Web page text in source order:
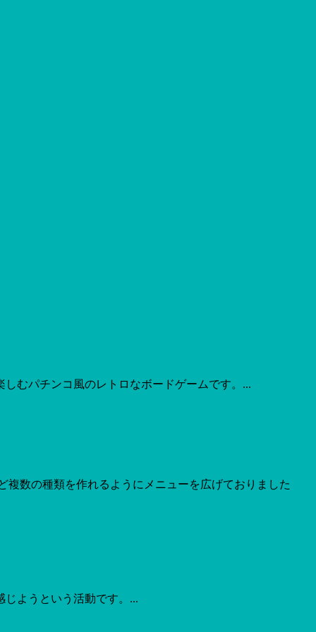
むパチンコ風のレトロなボードゲームです。...
数の種類を作れるようにメニューを広げておりました
ようという活動です。...